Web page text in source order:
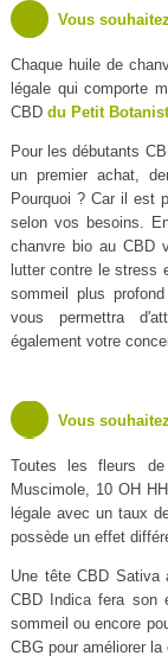
Vous
Chaque huile de
légale qui comporte
CBD du Petit
Pour les débutants
un premier achat,
Pourquoi ? Car il est
selon vos besoins.
chanvre bio au CBD
lutter contre le stress
sommeil plus
vous permettra
également votre
Vous
Toutes les fleurs
Muscimole, 10 OH
légale avec un taux
possède un effet
Une tête CBD Sativa
CBD Indica fera son
sommeil ou encore
CBG pour améliorer la